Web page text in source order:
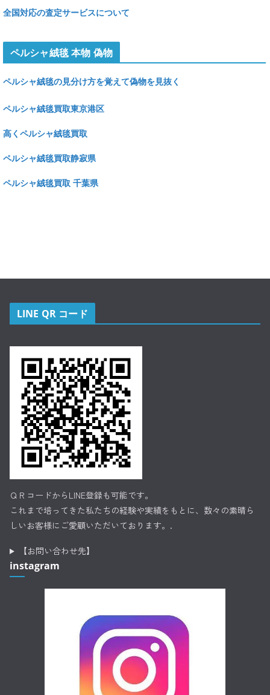
全国対応の査定サービスについて
ペルシャ絨毯 本物 偽物
ペルシャ絨毯の見分け方を覚えて偽物を見抜く
ペルシャ絨毯買取東京港区
高くペルシャ絨毯買取
ペルシャ絨毯買取静寂県
ペルシャ絨毯買取 千葉県
LINE QR コード
ＱＲコードからLINE登録も可能です。
これまで培ってきた私たちの経験や実績をもとに、数々の素晴ら
しいお客様にご愛顧いただいております。.
【お問い合わせ先】
instagram